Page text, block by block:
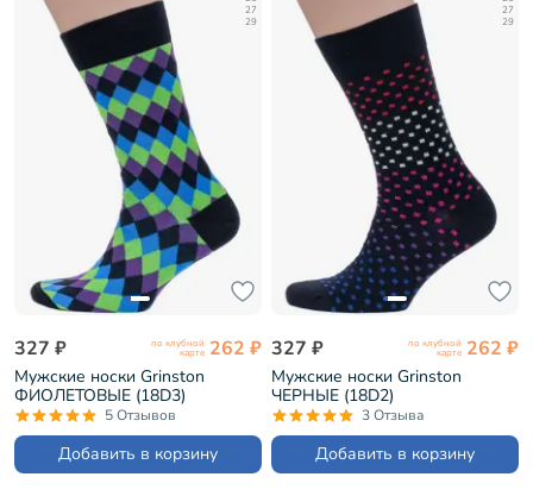
27
29
327 ₽ по клубной
карте 262 ₽
Мужские носки Grinston
ФИОЛЕТОВЫЕ (18D3)
5 Отзывов
Добавить в корзину
27
29
327 ₽ по клубной
карте 262 ₽
Мужские носки Grinston
ЧЕРНЫЕ (18D2)
3 Отзыва
Добавить в корзину